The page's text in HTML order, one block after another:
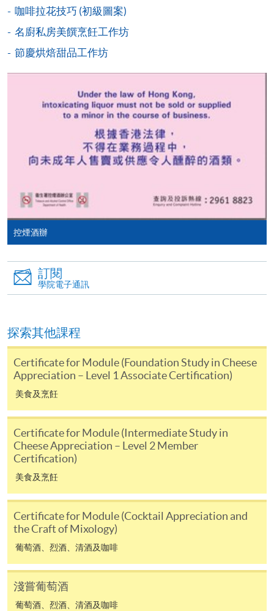
親身報名/郵遞
凡以「先到先得」為取錄方式的課程，請填妥
SF26報名表，親往報名中心或以郵遞方式連同學
費以及所需證明文件呈交。
[下載報名表SF26]
申請學歷頒授及專業課程可能需要其他資料，報名
表可向報名中心或有關課程負責人索取。填妥申請
表格後，請連同報名費/學費以及所需證明文件親
往報名中心或以郵遞方式遞交。
報讀同一學歷頒授課程內其他單元
用於一般學歷頒授課程。
課程負責人會為學員送上「註冊及學費通知」
(「通知」)，請填妥有關「通知」，並親往報名中
心或以郵遞方式，遞交「通知」及繳交所需費用。
何疑問，請詳閱個別課程資料，或聯絡有關課程負責
人或報名中心。
選用網上報名服務必須在已接駁互聯網及支援
JavaScript程式瀏覽器的電腦上進行。建議選用
Google Chrome瀏覽器。
申請人不應閒置申請超過10分鐘。否則，申請人
咖啡拉花技巧 (初級圖案)
名廚私房美饌烹飪工作坊
節慶烘焙甜品工作坊
控煙酒辦
訂閱
學院電子通訊
探索其他課程
Certificate for Module (Foundation Study in Cheese
Appreciation – Level 1 Associate Certification)
美食及烹飪
Certificate for Module (Intermediate Study in
Cheese Appreciation – Level 2 Member
Certification)
美食及烹飪
Certificate for Module (Cocktail Appreciation and
the Craft of Mixology)
葡萄酒、烈酒、清酒及咖啡
淺嘗葡萄酒
葡萄酒、烈酒、清酒及咖啡